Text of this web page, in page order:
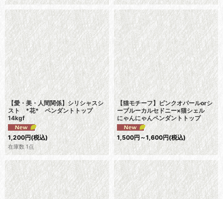
【愛・美・人間関係】シリシャスシ
スト *花* ペンダントトップ
14kgf
1,200円(税込)
在庫数 1点
【猫モチーフ】ピンクオパールorシ
ーブルーカルセドニー×猫シェル
にゃんにゃんペンダントトップ
1,500円～1,600円(税込)